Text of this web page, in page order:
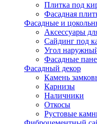
Плитка под
Фасадная
Фасадные и
Аксессуары
Сайдинг под
Угол
Фасадные
Фасадный декор
Камень
Карнизы
Наличники
Откосы
Рустовые